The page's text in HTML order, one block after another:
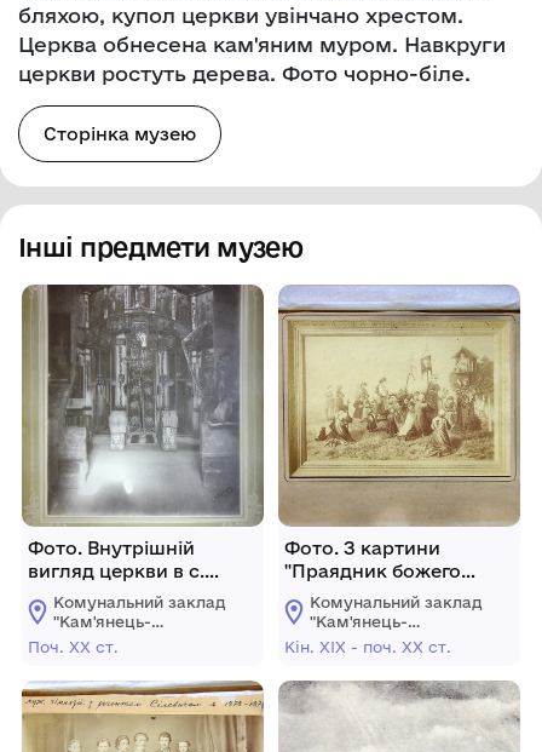
бляхою, купол церкви увінчано хрестом.
Церква обнесена кам'яним муром. Навкруги
церкви ростуть дерева. Фото чорно-біле.
Сторінка музею
Інші предмети музею
Фото. Внутрішній
вигляд церкви в с.
Демидівка Вінницького
повіту Подільської
губернії
Комунальний заклад
"Кам'янець-
Подільський
історичний музей-
заповідник"
Поч. ХХ ст.
Фото. З картини
"Праядник божего
тела"Комунальний заклад
"Кам'янець-
Подільський
історичний музей-
заповідник"
Кін. ХІХ - поч. ХХ ст.